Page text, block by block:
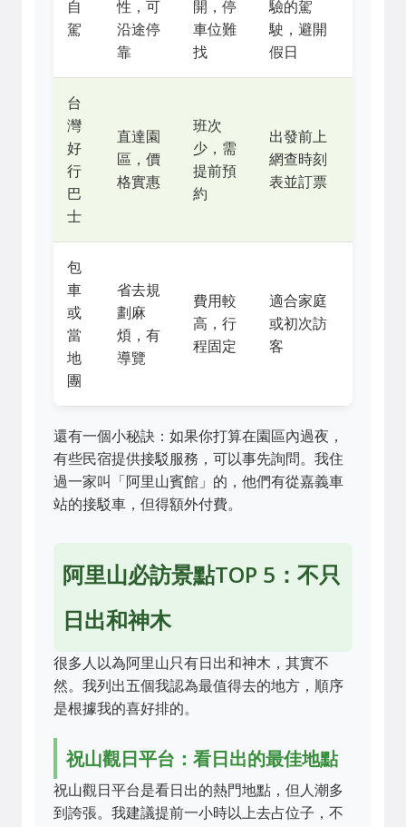
自
駕
性，可
沿途停
靠
開，停
車位難
找
驗的駕
駛，避開
假日
台
灣
好
行
巴
士
直達園
區，價
格實惠
班次
少，需
提前預
約
出發前上
網查時刻
表並訂票
包
車
或
當
地
團
省去規
劃麻
煩，有
導覽
費用較
高，行
程固定
適合家庭
或初次訪
客
還有一個小秘訣：如果你打算在園區內過夜，
有些民宿提供接駁服務，可以事先詢問。我住
過一家叫「阿里山賓館」的，他們有從嘉義車
站的接駁車，但得額外付費。
阿里山必訪景點TOP 5：不只
日出和神木
很多人以為阿里山只有日出和神木，其實不
然。我列出五個我認為最值得去的地方，順序
是根據我的喜好排的。
祝山觀日平台：看日出的最佳地點
祝山觀日平台是看日出的熱門地點，但人潮多
到誇張。我建議提前一小時以上去占位子，不